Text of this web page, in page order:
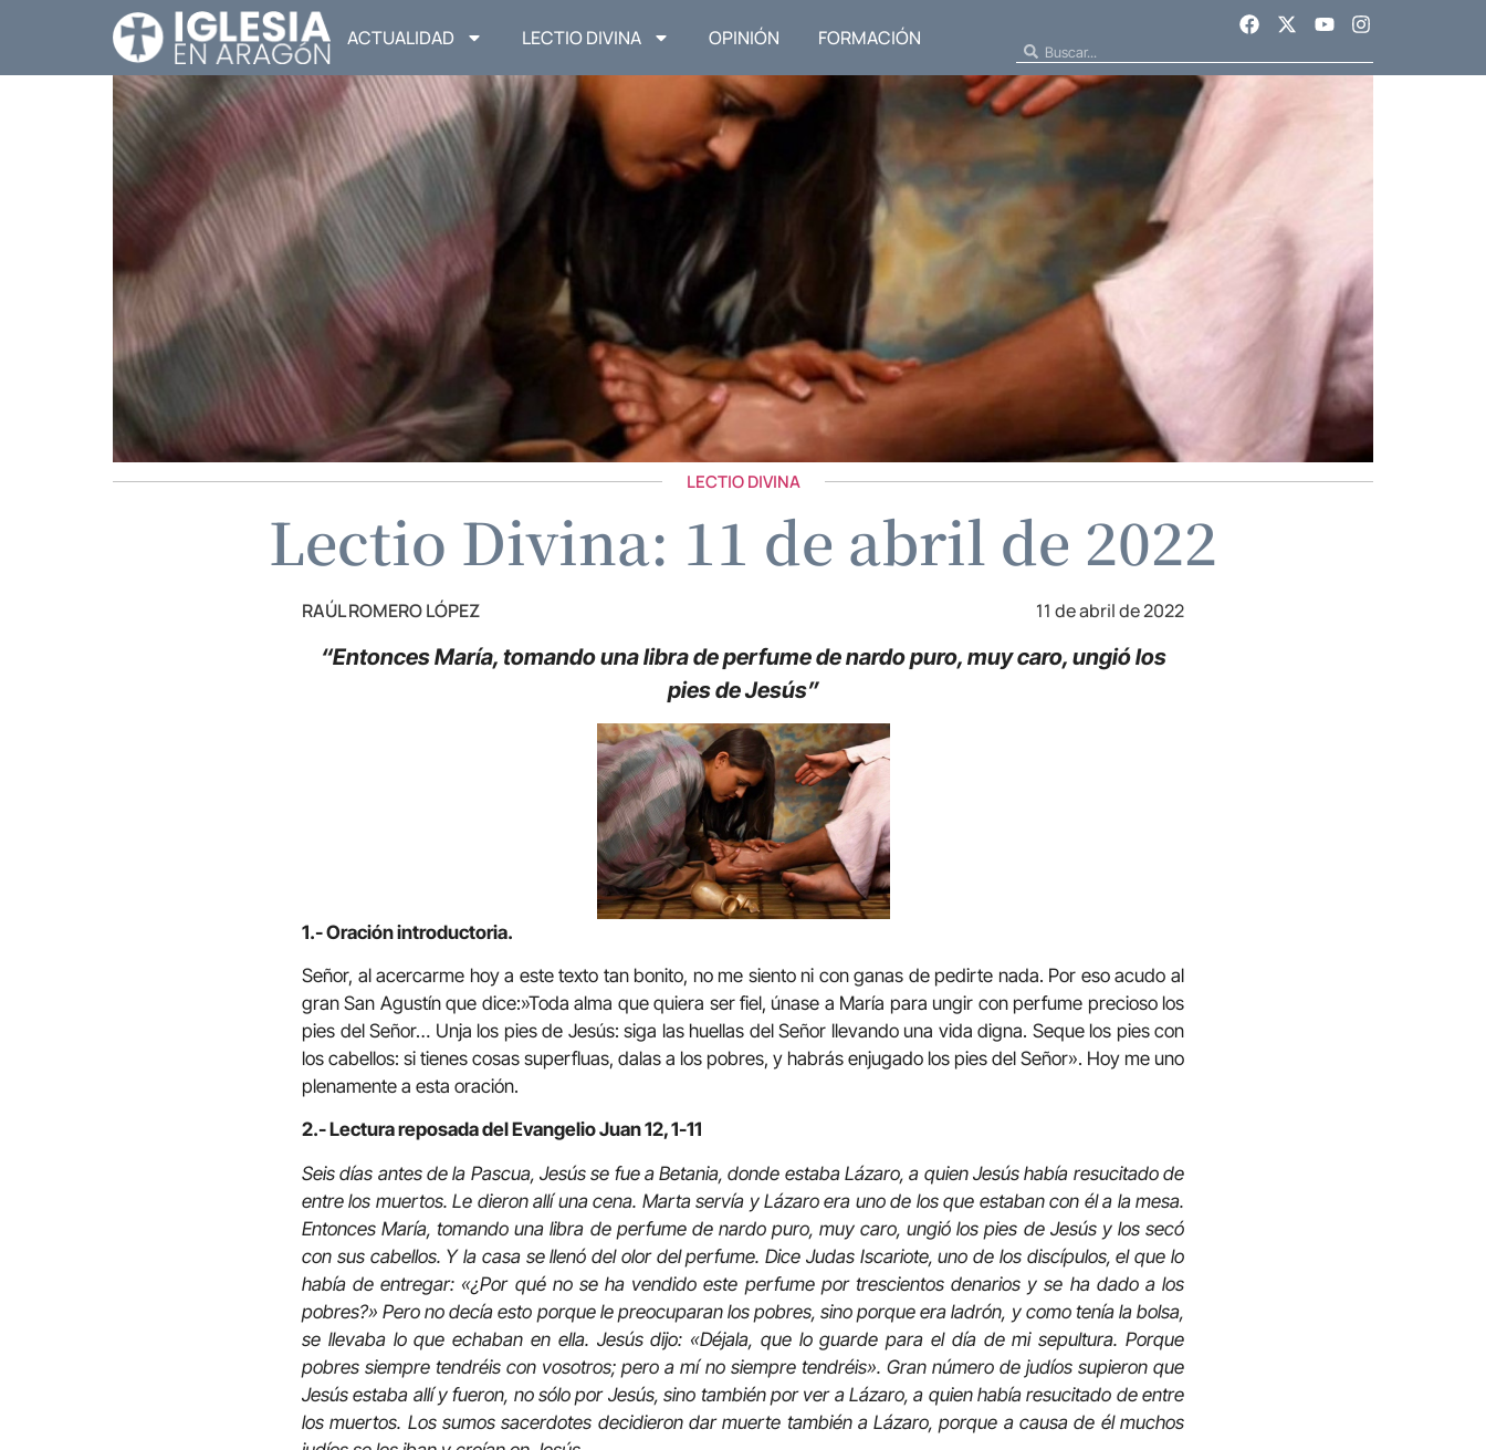
ACTUALIDAD LECTIO DIVINA OPINIÓN FORMACIÓN
LECTIO DIVINA
Lectio Divina: 11 de abril de 2022
RAÚL ROMERO LÓPEZ 11 de abril de 2022
“Entonces María, tomando una libra de perfume de nardo puro, muy caro, ungió los
pies de Jesús”
1.- Oración introductoria.
Señor, al acercarme hoy a este texto tan bonito, no me siento ni con ganas de pedirte nada. Por eso acudo al
gran San Agustín que dice:»Toda alma que quiera ser fiel, únase a María para ungir con perfume precioso los
pies del Señor… Unja los pies de Jesús: siga las huellas del Señor llevando una vida digna. Seque los pies con
los cabellos: si tienes cosas superfluas, dalas a los pobres, y habrás enjugado los pies del Señor». Hoy me uno
plenamente a esta oración.
2.- Lectura reposada del Evangelio Juan 12, 1-11
Seis días antes de la Pascua, Jesús se fue a Betania, donde estaba Lázaro, a quien Jesús había resucitado de
entre los muertos. Le dieron allí una cena. Marta servía y Lázaro era uno de los que estaban con él a la mesa.
Entonces María, tomando una libra de perfume de nardo puro, muy caro, ungió los pies de Jesús y los secó
con sus cabellos. Y la casa se llenó del olor del perfume. Dice Judas Iscariote, uno de los discípulos, el que lo
había de entregar: «¿Por qué no se ha vendido este perfume por trescientos denarios y se ha dado a los
pobres?» Pero no decía esto porque le preocuparan los pobres, sino porque era ladrón, y como tenía la bolsa,
se llevaba lo que echaban en ella. Jesús dijo: «Déjala, que lo guarde para el día de mi sepultura. Porque
pobres siempre tendréis con vosotros; pero a mí no siempre tendréis». Gran número de judíos supieron que
Jesús estaba allí y fueron, no sólo por Jesús, sino también por ver a Lázaro, a quien había resucitado de entre
los muertos. Los sumos sacerdotes decidieron dar muerte también a Lázaro, porque a causa de él muchos